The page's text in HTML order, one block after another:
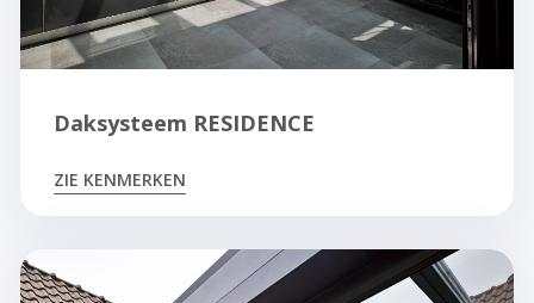
Daksysteem RESIDENCE
ZIE KENMERKEN